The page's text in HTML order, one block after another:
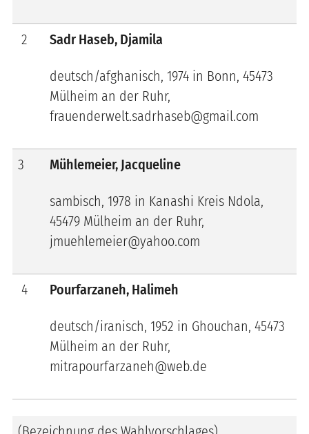
2 Sadr Haseb, Djamila
deutsch/afghanisch, 1974 in Bonn, 45473
Mülheim an der Ruhr,
frauenderwelt.sadrhaseb@gmail.com
3 Mühlemeier, Jacqueline
sambisch, 1978 in Kanashi Kreis Ndola,
45479 Mülheim an der Ruhr,
jmuehlemeier@yahoo.com
4 Pourfarzaneh, Halimeh
deutsch/iranisch, 1952 in Ghouchan, 45473
Mülheim an der Ruhr,
mitrapourfarzaneh@web.de